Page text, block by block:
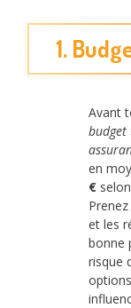
1.
Avant
en
€
et les
bonne
risque